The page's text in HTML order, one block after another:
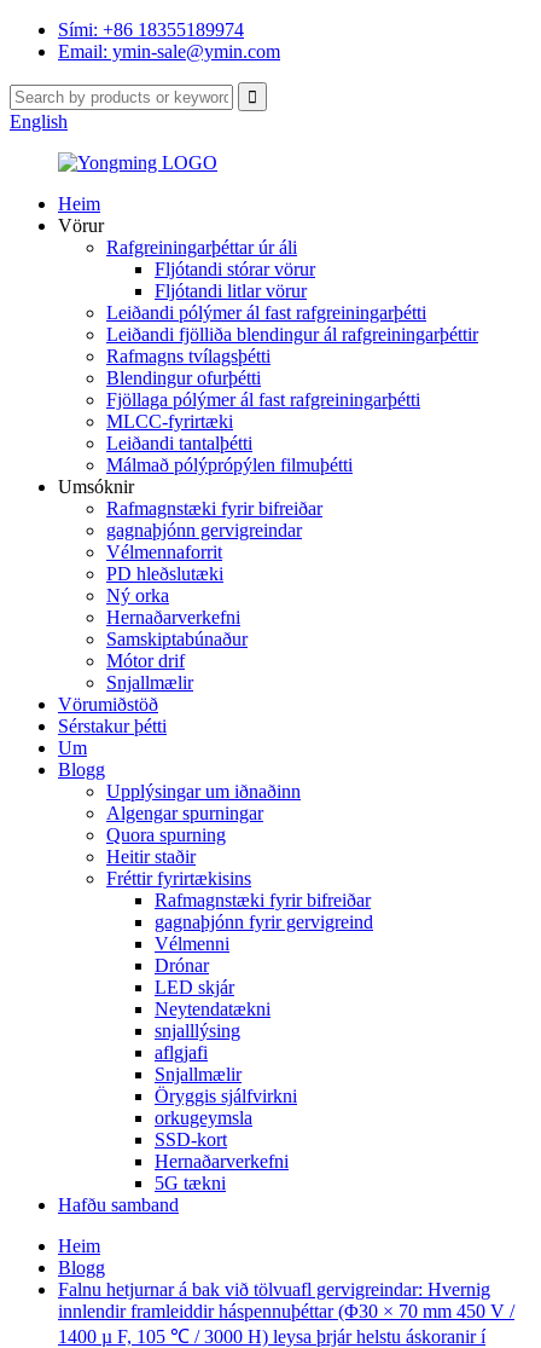
Sími: +86 18355189974
Email: ymin-sale@ymin.com
English
Heim
Vörur
Rafgreiningarþéttar úr áli
Fljótandi stórar vörur
Fljótandi litlar vörur
Leiðandi pólýmer ál fast rafgreiningarþétti
Leiðandi fjölliða blendingur ál rafgreiningarþéttir
Rafmagns tvílagsþétti
Blendingur ofurþétti
Fjöllaga pólýmer ál fast rafgreiningarþétti
MLCC-fyrirtæki
Leiðandi tantalþétti
Málmað pólýprópýlen filmuþétti
Umsóknir
Rafmagnstæki fyrir bifreiðar
gagnaþjónn gervigreindar
Vélmennaforrit
PD hleðslutæki
Ný orka
Hernaðarverkefni
Samskiptabúnaður
Mótor drif
Snjallmælir
Vörumiðstöð
Sérstakur þétti
Um
Blogg
Upplýsingar um iðnaðinn
Algengar spurningar
Quora spurning
Heitir staðir
Fréttir fyrirtækisins
Rafmagnstæki fyrir bifreiðar
gagnaþjónn fyrir gervigreind
Vélmenni
Drónar
LED skjár
Neytendatækni
snjalllýsing
aflgjafi
Snjallmælir
Öryggis sjálfvirkni
orkugeymsla
SSD-kort
Hernaðarverkefni
5G tækni
Hafðu samband
Heim
Blogg
Falnu hetjurnar á bak við tölvuafl gervigreindar: Hvernig
innlendir framleiddir háspennuþéttar (Φ30 × 70 mm 450 V /
1400 µ F, 105 ℃ / 3000 H) leysa þrjár helstu áskoranir í